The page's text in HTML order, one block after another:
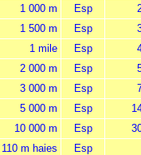
1 000 m
Esp
1 500 m
Esp
1 mile
Esp
2 000 m
Esp
3 000 m
Esp
5 000 m
Esp
10 000 m
Esp
110 m haies
Esp